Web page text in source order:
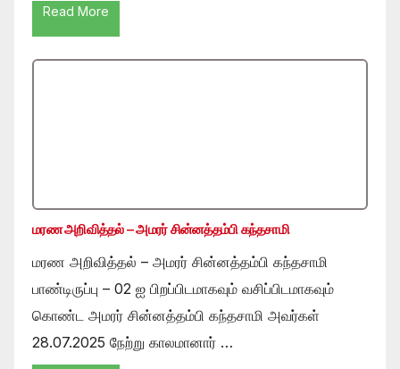
Read More
மரண அறிவித்தல் – அமரர் சின்னத்தம்பி கந்தசாமி
மரண அறிவித்தல் – அமரர் சின்னத்தம்பி கந்தசாமி
பாண்டிருப்பு – 02 ஐ பிறப்பிடமாகவும் வசிப்பிடமாகவும்
கொண்ட அமரர் சின்னத்தம்பி கந்தசாமி அவர்கள்
28.07.2025 நேற்று காலமானார் …